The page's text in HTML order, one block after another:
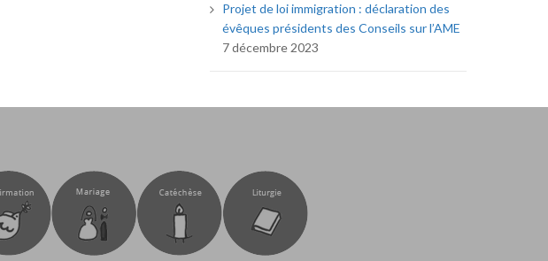
Projet de loi immigration : déclaration des
évêques présidents des Conseils sur l’AME
7 décembre 2023